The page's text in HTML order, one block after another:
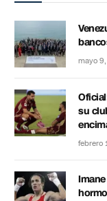
mayo
su
febrero